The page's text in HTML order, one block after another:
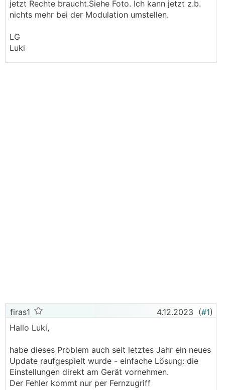
jetzt Rechte braucht.Siehe Foto. Ich kann jetzt z.b.
nichts mehr bei der Modulation umstellen.
LG
Luki
firas1 4.12.2023 (#1)
Hallo Luki,
habe dieses Problem auch seit letztes Jahr ein neues
Update raufgespielt wurde - einfache Lösung: die
Einstellungen direkt am Gerät vornehmen.
Der Fehler kommt nur per Fernzugriff